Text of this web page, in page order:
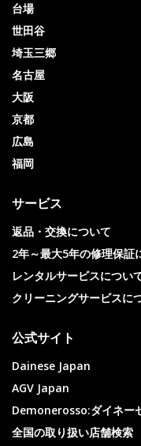
台場
世田谷
埼玉三郷
名古屋
大阪
京都
広島
福岡
サービス
返品・交換について
2年～最大5年の修理保証
レンタルサービスについ
クリーニングサービスに
公式サイト
Dainese Japan
AGV Japan
Demonerosso:ダイネー
全国の取り扱い店舗検索